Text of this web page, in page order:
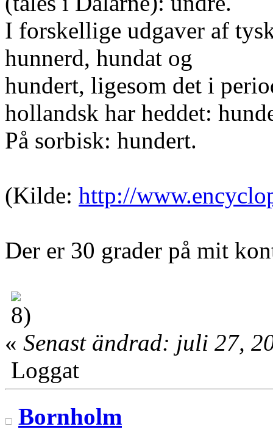
I forskellige udgaver af
hunnerd, hundat og
hundert, ligesom det i
hollandsk har heddet:
På sorbisk: hundert.
(Kilde: http://
Der er 30 grader på mit
« Senast ändrad: juli 27,
Loggat
Bornholm